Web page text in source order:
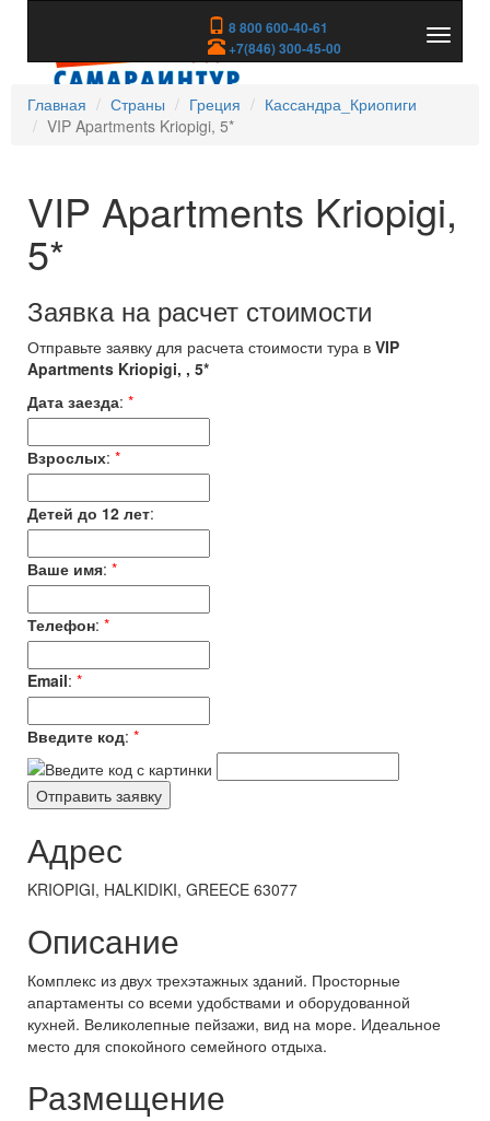
8 800 600-40-61
+7(846) 300-45-00
скрыть
Главная
Страны Греция
Кассандра_Криопиги
VIP Apartments Kriopigi, 5*
VIP Apartments Kriopigi,
5*
Заявка на расчет стоимости
Отправьте заявку для расчета стоимости тура в VIP
Apartments Kriopigi, , 5*
Дата заезда: *
Взрослых: *
Детей до 12 лет:
Ваше имя: *
Телефон: *
Email: *
Введите код: *
Адрес
KRIOPIGI, HALKIDIKI, GREECE 63077
Описание
Комплекс из двух трехэтажных зданий. Просторные
апартаменты со всеми удобствами и оборудованной
кухней. Великолепные пейзажи, вид на море. Идеальное
место для спокойного семейного отдыха.
Размещение